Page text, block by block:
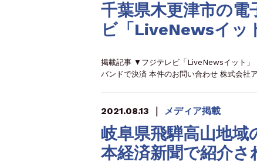
千葉県木更津市の
ビ「LiveNewsイッ
掲載記事 ▼フジテレビ「LiveNewsイット」
バンドで決済 本件のお問い合わせ 株式会
2021.08.13 ｜ メディア掲載
岐阜県飛騨高山地域
本経済新聞で紹介さ